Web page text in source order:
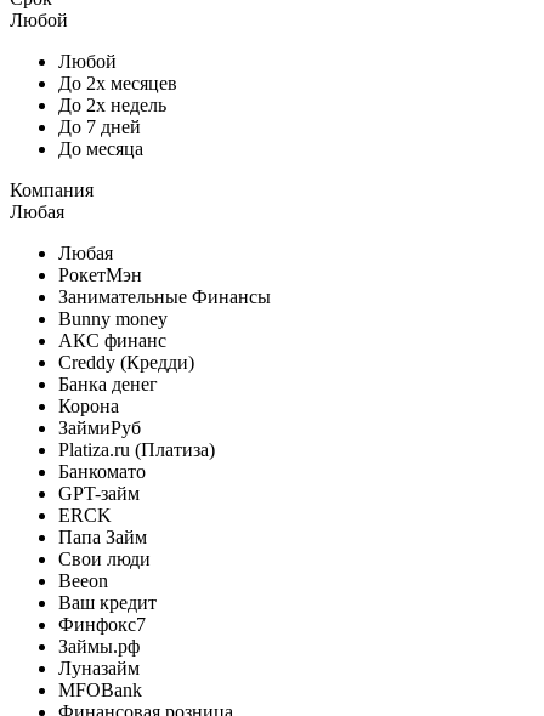
Любой
Любой
До 2х месяцев
До 2х недель
До 7 дней
До месяца
Компания
Любая
Любая
РокетМэн
Занимательные Финансы
Bunny money
АКС финанс
Creddy (Кредди)
Банка денег
Корона
ЗаймиРуб
Platiza.ru (Платиза)
Банкомато
GPT-займ
ERCK
Папа Займ
Свои люди
Beeon
Ваш кредит
Финфокс7
Займы.рф
Луназайм
MFOBank
Финансовая розница